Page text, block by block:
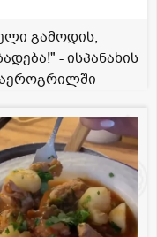
გამოდის,
- ისპანახის